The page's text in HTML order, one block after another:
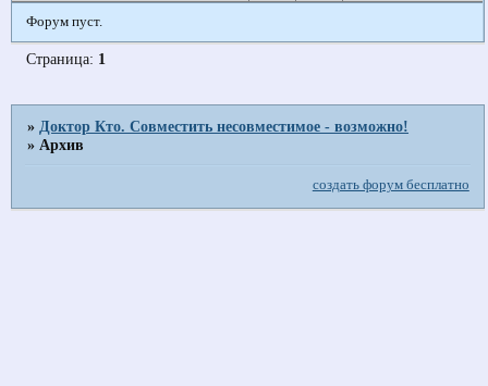
Форум пуст.
Страница: 1
» Доктор Кто. Совместить несовместимое - возможно!
» Архив
создать форум бесплатно